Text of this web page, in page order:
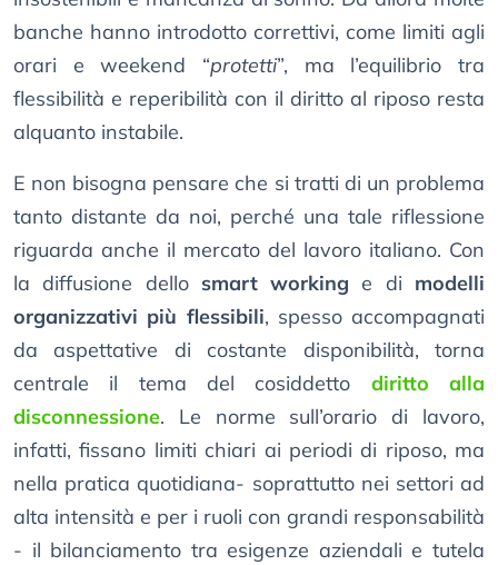
banche hanno introdotto correttivi, come limiti agli
orari e weekend “protetti”, ma l’equilibrio tra
flessibilità e reperibilità con il diritto al riposo resta
alquanto instabile.
E non bisogna pensare che si tratti di un problema
tanto distante da noi, perché una tale riflessione
riguarda anche il mercato del lavoro italiano. Con
la diffusione dello smart working e di modelli
organizzativi più flessibili, spesso accompagnati
da aspettative di costante disponibilità, torna
centrale il tema del cosiddetto diritto alla
disconnessione. Le norme sull’orario di lavoro,
infatti, fissano limiti chiari ai periodi di riposo, ma
nella pratica quotidiana- soprattutto nei settori ad
alta intensità e per i ruoli con grandi responsabilità
- il bilanciamento tra esigenze aziendali e tutela